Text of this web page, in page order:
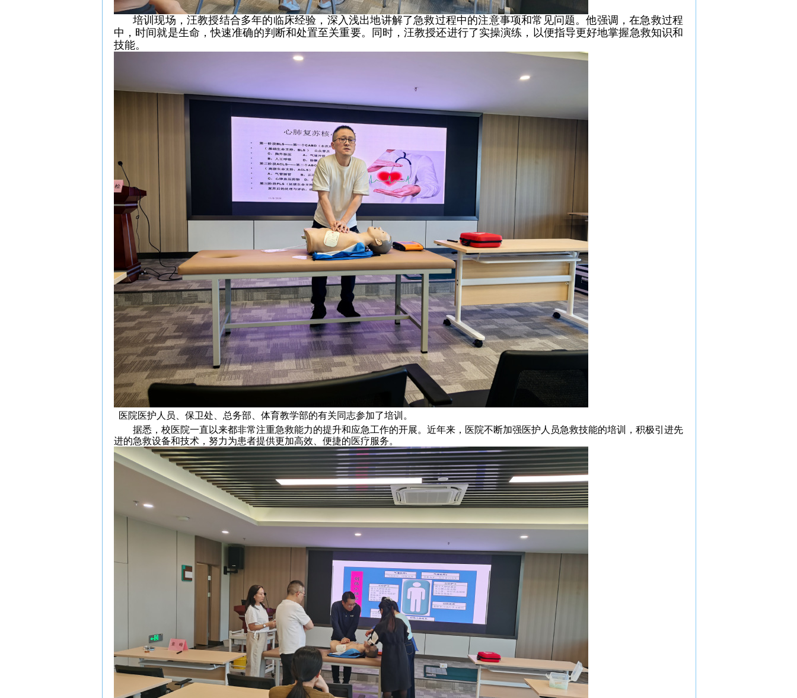
培训现场，汪教授结合多年的临床经验，深入浅出地讲解了急救过程中的注意事项和常见问题。他强调，在急救过程
中，时间就是生命，快速准确的判断和处置至关重要。同时，汪教授还进行了实操演练 ，以便指导更好地掌握急救知识和
技能。
医院医护人员、 保卫处、总务部、体育教学部的有关同志参加了培训 。
据悉，校医院一直以来都非常注重急救能力的提升和应急工作的开展。近年来，医院不断加强医护人员急救技能的培训，积极引进先
进的急救设备和技术，努力为患者提供更加高效、便捷的医疗服务。